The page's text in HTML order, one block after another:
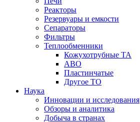
Реакторы
Резервуары и емкости
Сепараторы
Фильтры
Теплообменники
Кожухотрубные ТА
АВО
Пластинчатые
Другое ТО
Наука
Инновации и исследования
Обзоры и аналитика
Добыча в странах